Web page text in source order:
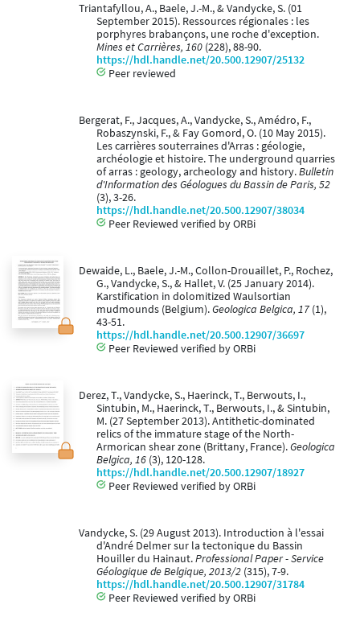
Triantafyllou, A., Baele, J.-M., & Vandycke, S. (01
September 2015). Ressources régionales : les
porphyres brabançons, une roche d'exception.
Mines et Carrières, 160 (228), 88-90.
https://hdl.handle.net/20.500.12907/25132
Peer reviewed
Bergerat, F., Jacques, A., Vandycke, S., Amédro, F.,
Robaszynski, F., & Fay Gomord, O. (10 May 2015).
Les carrières souterraines d'Arras : géologie,
archéologie et histoire. The underground quarries
of arras : geology, archeology and history.Bulletin
d'Information des Géologues du Bassin de Paris, 52
(3), 3-26.
https://hdl.handle.net/20.500.12907/38034
Peer Reviewed verified by ORBi
Dewaide, L., Baele, J.-M., Collon-Drouaillet, P., Rochez,
G., Vandycke, S., & Hallet, V. (25 January 2014).
Karstification in dolomitized Waulsortian
mudmounds (Belgium).Geologica Belgica, 17 (1),
43-51.
https://hdl.handle.net/20.500.12907/36697
Peer Reviewed verified by ORBi
Derez, T., Vandycke, S., Haerinck, T., Berwouts, I.,
Sintubin, M., Haerinck, T., Berwouts, I., & Sintubin,
M. (27 September 2013). Antithetic-dominated
relics of the immature stage of the North-
Armorican shear zone (Brittany, France).Geologica
Belgica, 16 (3), 120-128.
https://hdl.handle.net/20.500.12907/18927
Peer Reviewed verified by ORBi
Vandycke, S. (29 August 2013). Introduction à l'essai
d'André Delmer sur la tectonique du Bassin
Houiller du Hainaut.Professional Paper - Service
Géologique de Belgique, 2013/2 (315), 7-9.
https://hdl.handle.net/20.500.12907/31784
Peer Reviewed verified by ORBi